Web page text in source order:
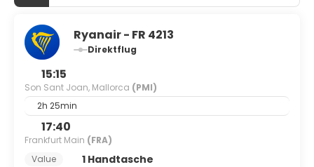
Ryanair - FR 4213
Direktflug
15:15
Son Sant Joan, Mallorca (PMI)
2h 25min
17:40
Frankfurt Main (FRA)
Value
1 Handtasche